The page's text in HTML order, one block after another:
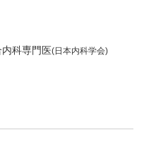
内科専門医(日本内科学会)